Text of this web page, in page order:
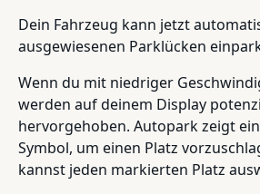
Dein Fahrzeug kann jetzt
ausgewiesenen Parklücken
Wenn du mit niedriger
werden auf deinem Display
hervorgehoben. Autopark zeigt
Symbol, um einen Platz
kannst jeden markierten Platz